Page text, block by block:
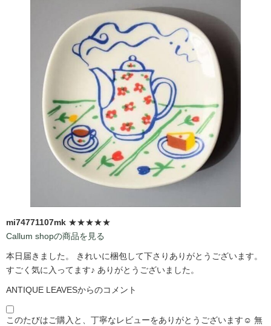
mi74771107mk ★★★★★
Callum shopの商品を見る
本日届きました。 きれいに梱包して下さりありがとうございます。
すごく気に入ってます♪ ありがとうございました。
ANTIQUE LEAVESからのコメント
このたびはご購入と、丁寧なレビューをありがとうございます☺️ 無